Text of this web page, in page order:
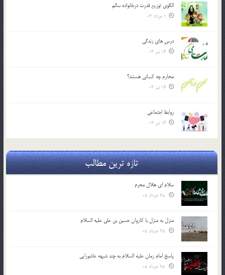
الگوي توزيع قدرت درخانواده سالم
1 مرداد 03
درس هاي زندگي
16 تیر 03
محارم چه کساني هستند؟
16 تیر 03
روابط اجتماعي
16 تیر 03
تازه ترین مطالب
سلام ای هلال محرم
منزل به منزل با کاروان حسین بن علی علیه السلام
پاسخ امام زمان علیه السلام به چند شبهه عاشورایی